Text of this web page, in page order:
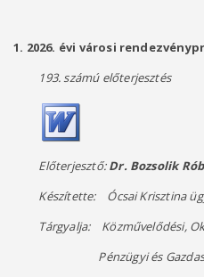
1. 2026. évi városi
193. számú előterjesztés
Előterjesztő:Dr. Bozsolik
Készítette: Ócsai Krisztina
Tárgyalja: Közművelődési,
Pénzügyi és